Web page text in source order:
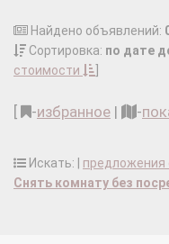
Найдено объявлений:
Сортировка: по дате
стоимости
-избранное | -
Искать: | предложения
Снять комнату без